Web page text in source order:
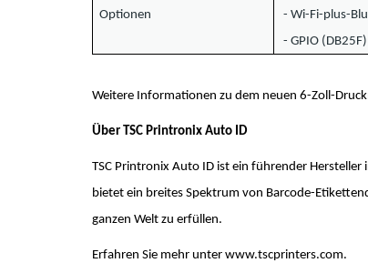
Optionen
- Wi-Fi-plus-
- GPIO (DB25F)
Weitere Informationen zu dem neuen 6-Zoll-
Über TSC Printronix Auto ID
TSC Printronix Auto ID ist ein führender
bietet ein breites Spektrum von Barcode-
ganzen Welt zu erfüllen.
Erfahren Sie mehr unter www.tscprinters.com.